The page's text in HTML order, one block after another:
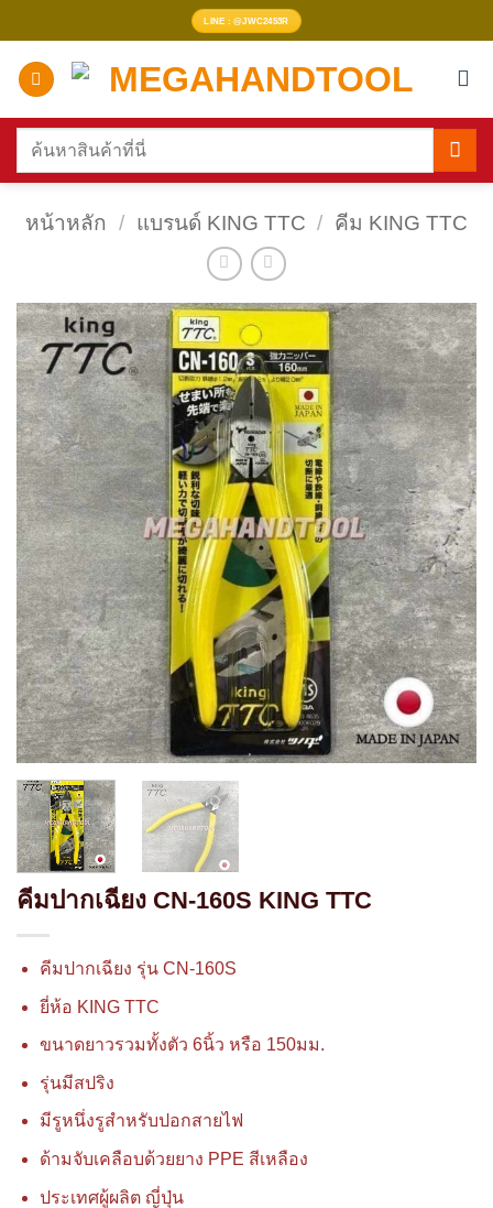
ไป
เนื้อหา
LINE : @JWC2453R
ค้นหา:
หน้าหลัก / แบรนด์ KING TTC / คีม KING TTC
คีมปากเฉียง CN-160S KING TTC
คีมปากเฉียง รุ่น CN-160S
ยี่ห้อ KING TTC
ขนาดยาวรวมทั้งตัว 6นิ้ว หรือ 150มม.
รุ่นมีสปริง
มีรูหนึ่งรูสำหรับปอกสายไฟ
ด้ามจับเคลือบด้วยยาง PPE สีเหลือง
ประเทศผู้ผลิต ญี่ปุ่น